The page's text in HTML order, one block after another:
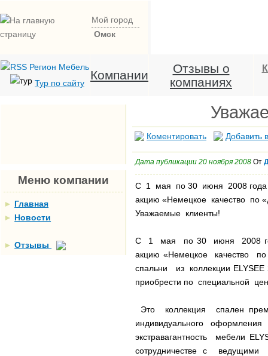
Мой город
Омск
Тур по сайту
Компании
Отзывы о
компаниях
Меню компании
► Главная
► Новости
► Отзывы
Коментировать Добавить
Дата публикации 20 ноября 2008 От
С 1 мая по 30 июня 2008 года
акцию «Немецкое качество по
Уважаемые клиенты!
С 1 мая по 30 июня 2008
акцию «Немецкое качество
спальни из коллекции
приобрести по специальной
Это коллекция спален
индивидуального оформления
экстравагантность мебели
сотрудничестве с